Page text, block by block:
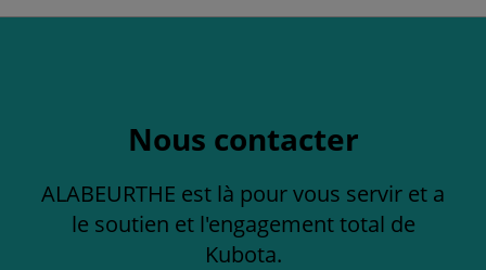
Nous contacter
ALABEURTHE est là pour vous servir et a
le soutien et l'engagement total de
Kubota.